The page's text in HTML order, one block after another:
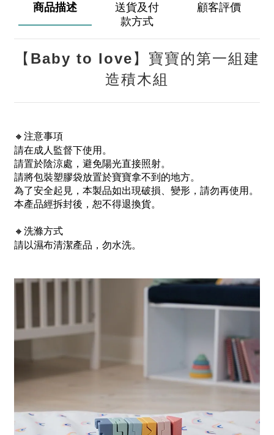
商品描述
送貨及付
款方式
顧客評價
【Baby to love】寶寶的第一組建
造積木組
🔸 注意事項
請在成人監督下使用。
請置於陰涼處，避免陽光直接照射。
請將包裝塑膠袋放置於寶寶拿不到的地方。
為了安全起見，本製品如出現破損、變形，請勿再使用。
本產品經拆封後，恕不得退換貨。
🔸 洗滌方式
請以濕布清潔產品，勿水洗。